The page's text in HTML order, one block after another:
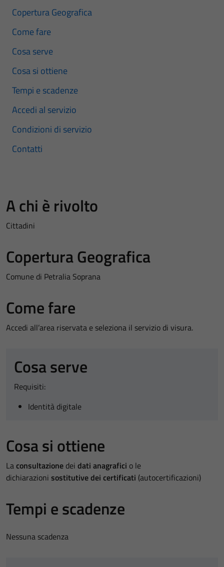
Copertura Geografica
Come fare
Cosa serve
Cosa si ottiene
Tempi e scadenze
Accedi al servizio
Condizioni di servizio
Contatti
A chi è rivolto
Cittadini
Copertura Geografica
Comune di Petralia Soprana
Come fare
Accedi all’area riservata e seleziona il servizio di visura.
Cosa serve
Requisiti:
Identità digitale
Cosa si ottiene
Laconsultazione dei dati anagrafici o le
dichiarazioni sostitutive dei certificati (autocertificazioni)
Tempi e scadenze
Nessuna scadenza